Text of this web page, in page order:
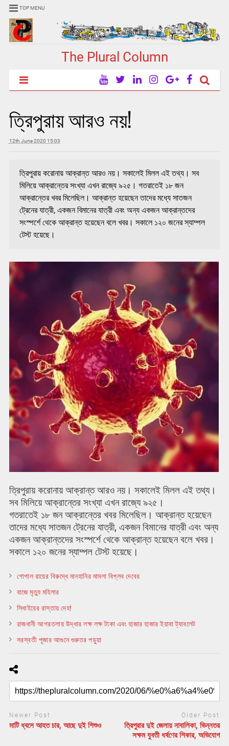
TOP MENU
The Plural Column
ত্রিপুরায় আরও নয়!
12th June 2020 15:03
ত্রিপুরায় করোনায় আক্রান্ত আরও নয়। সকালেই মিলল এই তথ্য। সব
মিলিয়ে আক্রান্তের সংখ্যা এখন রাজ্যে ৯২৫। গতরাতেই ১৮ জন
আক্রান্তের খবর মিলেছিল। আক্রান্ত হয়েছেন তাদের মধ্যে সাতজন
ট্রেনের যাত্রী, একজন বিমানের যাত্রী এবং অন্য একজন আক্রান্তদের
সংস্পর্শে থেকে আক্রান্ত হয়েছেন বলে খবর। সকালে ১২০ জনের স্যাম্পল
টেস্ট হয়েছে।
ত্রিপুরায় করোনায় আক্রান্ত আরও নয়। সকালেই মিলল এই তথ্য।
সব মিলিয়ে আক্রান্তের সংখ্যা এখন রাজ্যে ৯২৫।
গতরাতেই ১৮ জন আক্রান্তের খবর মিলেছিল। আক্রান্ত হয়েছেন
তাদের মধ্যে সাতজন ট্রেনের যাত্রী, একজন বিমানের যাত্রী এবং অন্য
একজন আক্রান্তদের সংস্পর্শে থেকে আক্রান্ত হয়েছেন বলে খবর।
সকালে ১২০ জনের স্যাম্পল টেস্ট হয়েছে।
গোপাল রায়ের বিরুদ্ধে মানহানির মামলা বিপ্লব দেবের
বাজে মৃত্যু মহিলার
সিধাইয়ের রাস্তায় দেহ!
রাজধানী আগরতলায় উদ্ধার লক্ষ লক্ষ টাকা এবং হাজার হাজার ইয়াবা ট্যাবলেট
সরস্বতী পূজার আগুনে গুরুতর পড়ুয়া
Newer Post
মাটি ধ্বসে আহত চার, আছে দুই শিশুও
Older Post
ত্রিপুরার দুই জেলায় নাবালিকা, ভিন্নতর
সক্ষম যুবতী ধর্ষণের শিকার, অভিযোগ